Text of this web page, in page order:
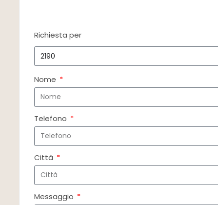
Richiesta per
Nome
Telefono
Città
Messaggio